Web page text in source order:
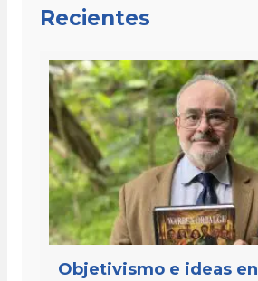
Recientes
Objetivismo e ideas en